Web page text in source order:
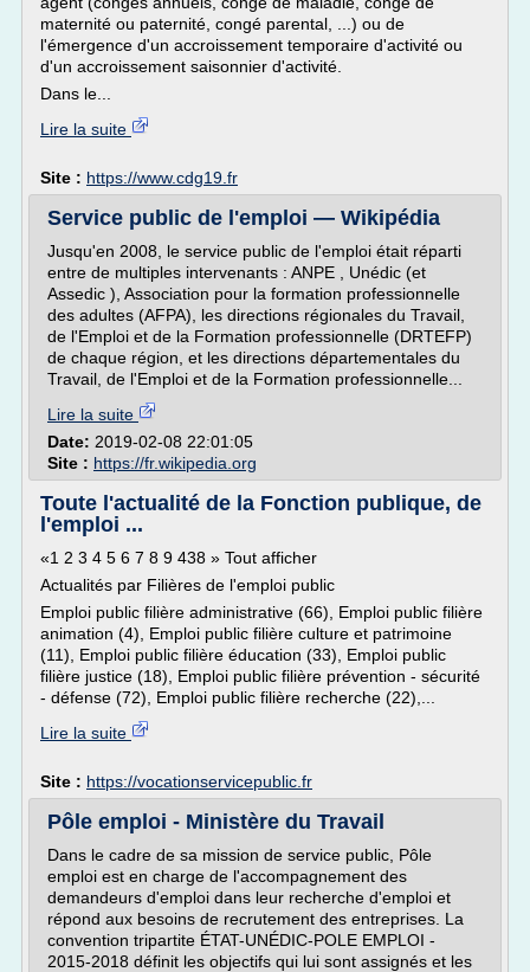
maternité ou paternité, congé parental, ...) ou de
l'émergence d'un accroissement temporaire d'activité ou
d'un accroissement saisonnier d'activité.
Dans le...
Lire la suite
Site : https://www.cdg19.fr
Service public de l'emploi — Wikipédia
Jusqu'en 2008, le service public de l'emploi était réparti
entre de multiples intervenants : ANPE , Unédic (et
Assedic ), Association pour la formation professionnelle
des adultes (AFPA), les directions régionales du Travail,
de l'Emploi et de la Formation professionnelle (DRTEFP)
de chaque région, et les directions départementales du
Travail, de l'Emploi et de la Formation professionnelle...
Lire la suite
Date: 2019-02-08 22:01:05
Site : https://fr.wikipedia.org
Toute l'actualité de la Fonction publique, de
l'emploi ...
«1 2 3 4 5 6 7 8 9 438 » Tout afficher
Actualités par Filières de l'emploi public
Emploi public filière administrative (66), Emploi public filière
animation (4), Emploi public filière culture et patrimoine
(11), Emploi public filière éducation (33), Emploi public
filière justice (18), Emploi public filière prévention - sécurité
- défense (72), Emploi public filière recherche (22),...
Lire la suite
Site : https://vocationservicepublic.fr
Pôle emploi - Ministère du Travail
Dans le cadre de sa mission de service public, Pôle
emploi est en charge de l'accompagnement des
demandeurs d'emploi dans leur recherche d'emploi et
répond aux besoins de recrutement des entreprises. La
convention tripartite ÉTAT-UNÉDIC-POLE EMPLOI -
2015-2018 définit les objectifs qui lui sont assignés et les